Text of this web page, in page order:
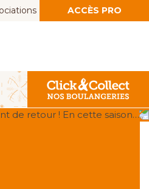
ACCÈS PRO
de retour ! En cette saison…